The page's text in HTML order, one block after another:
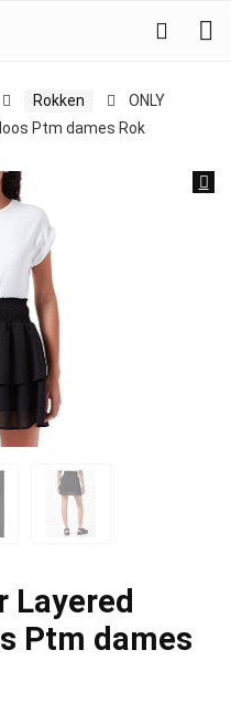
Rokken
ONLY
Ptm dames Rok
Layered
Ptm dames